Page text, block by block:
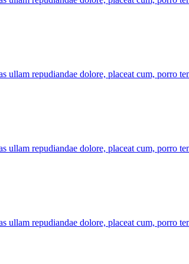
ullam repudiandae dolore, placeat cum, porro
ullam repudiandae dolore, placeat cum, porro
ullam repudiandae dolore, placeat cum, porro